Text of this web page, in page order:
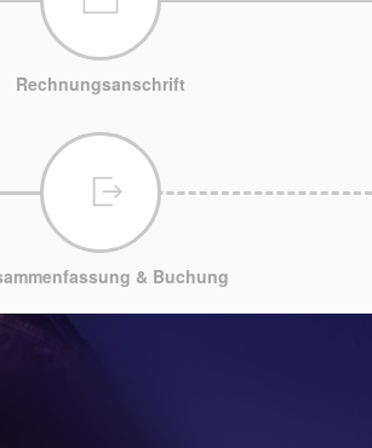
Rechnungsanschrift
& Buchung